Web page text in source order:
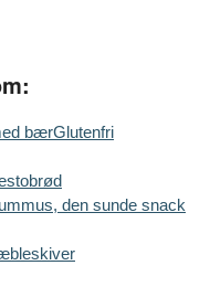
Glutenfri
den sunde snack